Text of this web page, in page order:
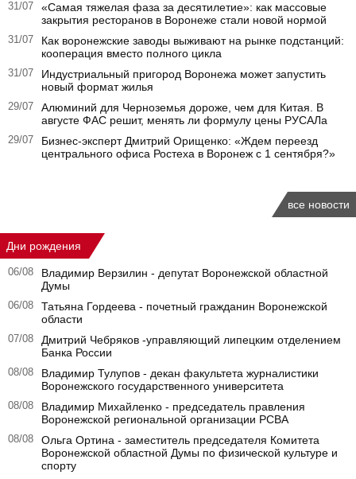
31/07
«Самая тяжелая фаза за десятилетие»: как массовые
закрытия ресторанов в Воронеже стали новой нормой
31/07
Как воронежские заводы выживают на рынке подстанций:
кооперация вместо полного цикла
31/07
Индустриальный пригород Воронежа может запустить
новый формат жилья
29/07
Алюминий для Черноземья дороже, чем для Китая. В
августе ФАС решит, менять ли формулу цены РУСАЛа
29/07
Бизнес-эксперт Дмитрий Орищенко: «Ждем переезд
центрального офиса Ростеха в Воронеж с 1 сентября?»
все новости
Дни рождения
06/08
Владимир Верзилин - депутат Воронежской областной
Думы
06/08
Татьяна Гордеева - почетный гражданин Воронежской
области
07/08
Дмитрий Чебряков -управляющий липецким отделением
Банка России
08/08
Владимир Тулупов - декан факультета журналистики
Воронежского государственного университета
08/08
Владимир Михайленко - председатель правления
Воронежской региональной организации РСВА
08/08
Ольга Ортина - заместитель председателя Комитета
Воронежской областной Думы по физической культуре и
спорту